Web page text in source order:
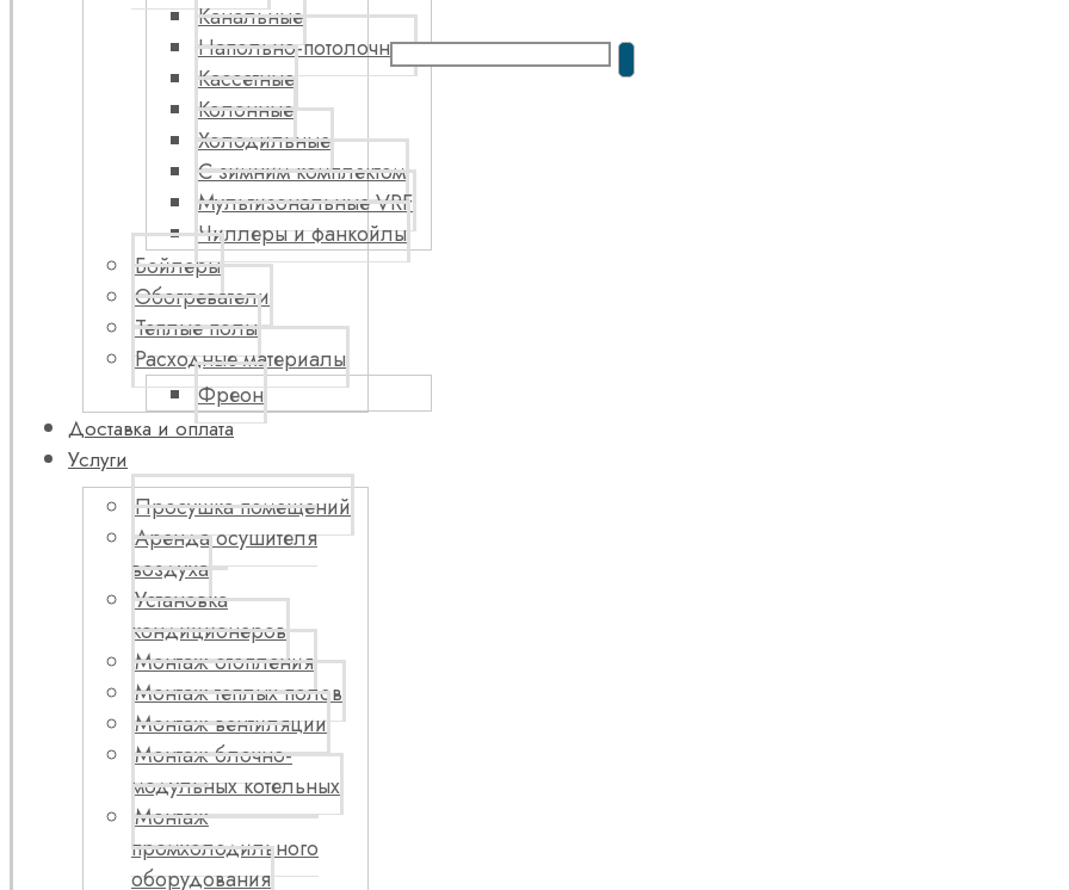
Канальные
Напольно-потолочные
Кассетные
Колонные
Холодильные
С зимним комплектом
Мультизональные VRF
Чиллеры и фанкойлы
Бойлеры
Обогреватели
Теплые полы
Расходные материалы
Фреон
Доставка и оплата
Услуги
Просушка помещений
Аренда осушителя
воздуха
Установка
кондиционеров
Монтаж отопления
Монтаж теплых полов
Монтаж вентиляции
Монтаж блочно-
модульных котельных
Монтаж
промхолодильного
оборудования